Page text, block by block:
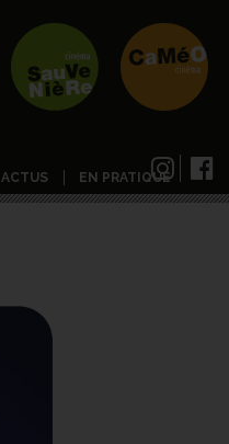
ACTUS EN PRATIQUE